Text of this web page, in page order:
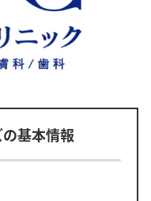
基本情報